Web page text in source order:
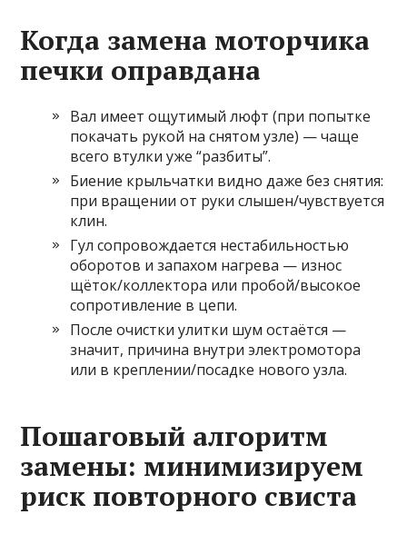
Когда замена моторчика
печки оправдана
Вал имеет ощутимый люфт (при попытке
покачать рукой на снятом узле) — чаще
всего втулки уже “разбиты”.
Биение крыльчатки видно даже без снятия:
при вращении от руки слышен/чувствуется
клин.
Гул сопровождается нестабильностью
оборотов и запахом нагрева — износ
щёток/коллектора или пробой/высокое
сопротивление в цепи.
После очистки улитки шум остаётся —
значит, причина внутри электромотора
или в креплении/посадке нового узла.
Пошаговый алгоритм
замены: минимизируем
риск повторного свиста